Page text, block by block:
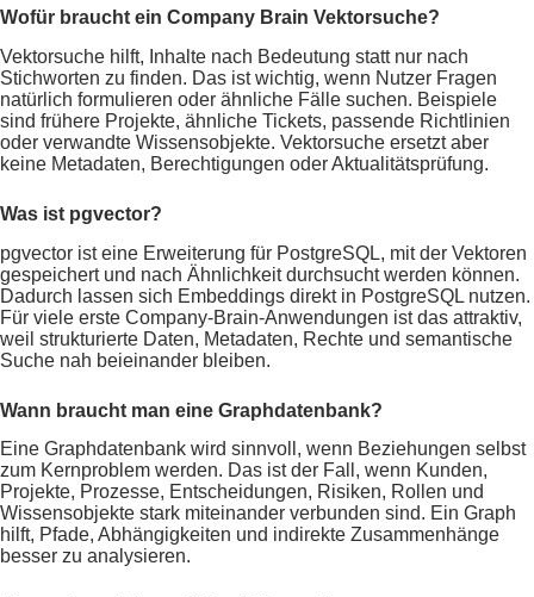
Wofür braucht ein Company Brain Vektorsuche?
Vektorsuche hilft, Inhalte nach Bedeutung statt nur nach
Stichworten zu finden. Das ist wichtig, wenn Nutzer Fragen
natürlich formulieren oder ähnliche Fälle suchen. Beispiele
sind frühere Projekte, ähnliche Tickets, passende Richtlinien
oder verwandte Wissensobjekte. Vektorsuche ersetzt aber
keine Metadaten, Berechtigungen oder Aktualitätsprüfung.
Was ist pgvector?
pgvector ist eine Erweiterung für PostgreSQL, mit der Vektoren
gespeichert und nach Ähnlichkeit durchsucht werden können.
Dadurch lassen sich Embeddings direkt in PostgreSQL nutzen.
Für viele erste Company-Brain-Anwendungen ist das attraktiv,
weil strukturierte Daten, Metadaten, Rechte und semantische
Suche nah beieinander bleiben.
Wann braucht man eine Graphdatenbank?
Eine Graphdatenbank wird sinnvoll, wenn Beziehungen selbst
zum Kernproblem werden. Das ist der Fall, wenn Kunden,
Projekte, Prozesse, Entscheidungen, Risiken, Rollen und
Wissensobjekte stark miteinander verbunden sind. Ein Graph
hilft, Pfade, Abhängigkeiten und indirekte Zusammenhänge
besser zu analysieren.